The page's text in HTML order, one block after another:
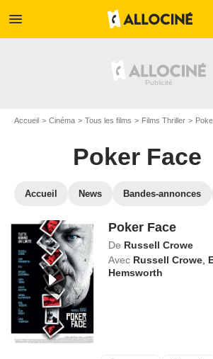
menu
Accueil Cinéma Tous les films Films Thriller
Poker Face
Accueil News Bandes-annonces
Poker Face
De Russell Crowe
Avec Russell Crowe
Hemsworth